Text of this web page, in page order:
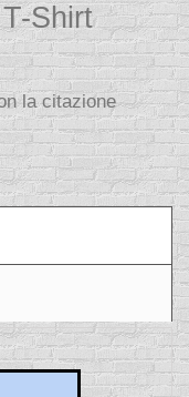
Shirt
la citazione